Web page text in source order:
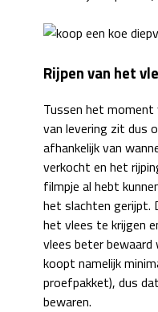
Rijpen van het
Tussen het
van levering zit dus
afhankelijk van
verkocht en het
filmpje al hebt
het slachten gerijpt.
het vlees te krijgen
vlees beter bewaard
koopt namelijk
proefpakket), dus
bewaren.